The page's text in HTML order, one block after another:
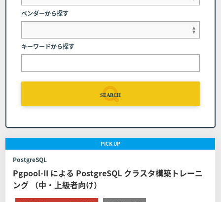
できかねる場合、または受講者自身での変更をお願いする
場合があります。
弊社へのご連絡 コース開催日の前日(当該日が弊
社休業日の場合は、直前の営業日とします）まで
間：弊社休業日及び土・日・祝日を除く9:00～1
7:00）へコースの日程を変更する旨申し出るもの
程変更は１回に限るものとします。また日程を変
更したコースの申し込みを取り消す場合は前条の
定めに関わらずコースの代金の全額をお支払いい
ただくものとします。
ベンダーから探す
キーワードから探す
SEARCH
PICKUP
PostgreSQL
Pgpool-II による PostgreSQL クラスタ構築トレーニ
ング （中・上級者向け）